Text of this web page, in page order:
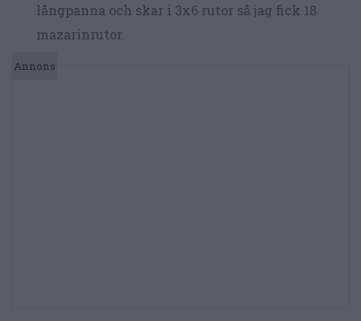
långpanna och skar i 3x6 rutor så jag fick 18
mazarinrutor.